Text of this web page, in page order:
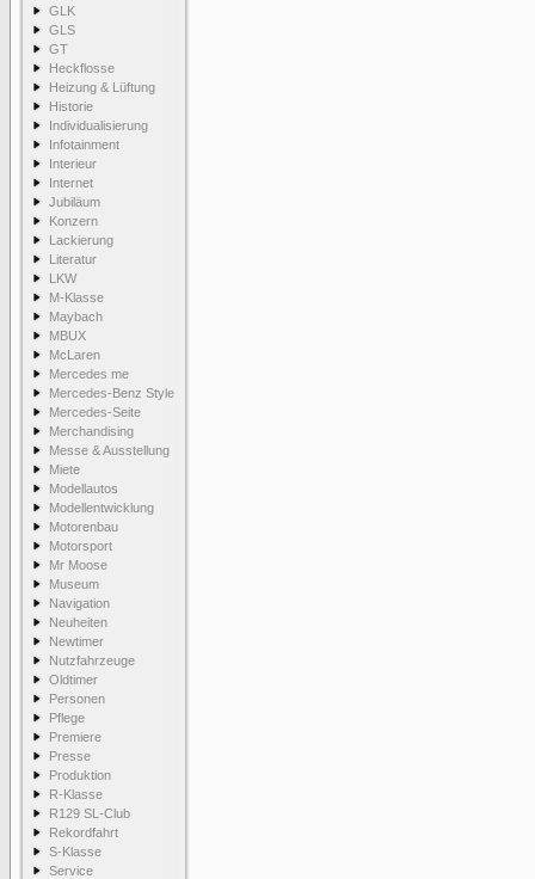
GLK
GLS
GT
Heckflosse
Heizung & Lüftung
Historie
Individualisierung
Infotainment
Interieur
Internet
Jubiläum
Konzern
Lackierung
Literatur
LKW
M-Klasse
Maybach
MBUX
McLaren
Mercedes me
Mercedes-Benz Style
Mercedes-Seite
Merchandising
Messe & Ausstellung
Miete
Modellautos
Modellentwicklung
Motorenbau
Motorsport
Mr Moose
Museum
Navigation
Neuheiten
Newtimer
Nutzfahrzeuge
Oldtimer
Personen
Pflege
Premiere
Presse
Produktion
R-Klasse
R129 SL-Club
Rekordfahrt
S-Klasse
Service